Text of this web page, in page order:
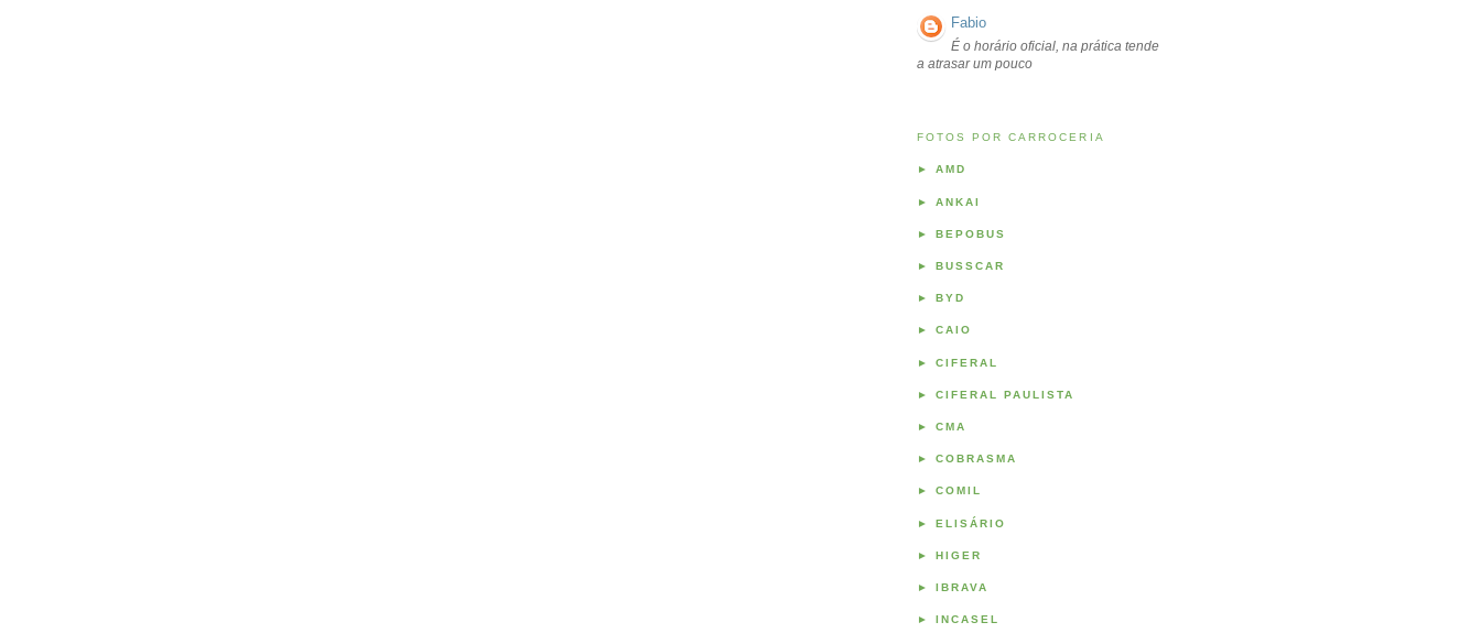
Fabio
É o horário oficial, na prática tende
a atrasar um pouco
FOTOS POR CARROCERIA
► AMD
► ANKAI
► BEPOBUS
► BUSSCAR
► BYD
► CAIO
► CIFERAL
► CIFERAL PAULISTA
► CMA
► COBRASMA
► COMIL
► ELISÁRIO
► HIGER
► IBRAVA
► INCASEL